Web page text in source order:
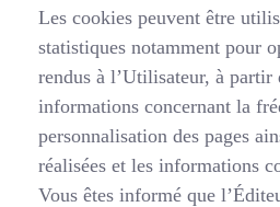
Les cookies peuvent être
statistiques notamment pour
rendus à l’Utilisateur, à partir
informations concernant la
personnalisation des pages
réalisées et les informations
Vous êtes informé que